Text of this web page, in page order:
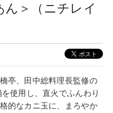
＞（ニチレイ
亭、田中総料理長監修の
使用し、直火でふんわり
的なカニ玉に、まろやか